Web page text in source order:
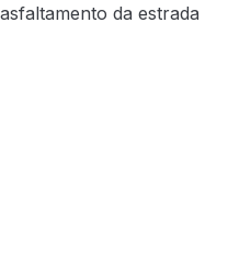
da estrada